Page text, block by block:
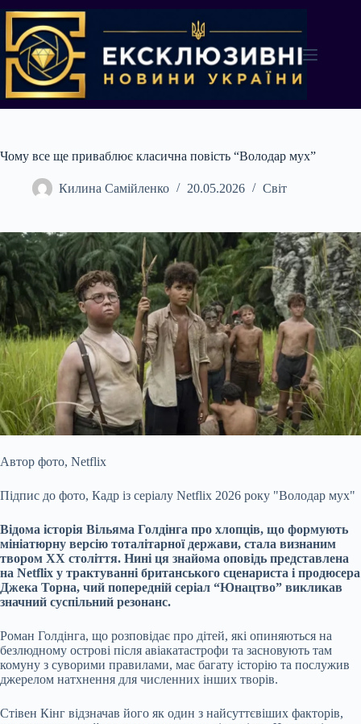
до
вмісту
Чому все ще приваблює класична повість “Володар мух”
Килина Самійленко 20.05.2026 Світ
Автор фото, Netflix
Підпис до фото, Кадр із серіалу Netflix 2026 року "Володар мух"
Відома історія Вільяма Голдінга про хлопців, що формують
мініатюрну версію тоталітарної держави, стала визнаним
твором XX століття. Нині ця знайома оповідь представлена
на Netflix у трактуванні британського сценариста і продюсера
Джека Торна, чий попередній серіал “Юнацтво” викликав
значний суспільний резонанс.
Роман Голдінга, що розповідає про дітей, які опиняються на
безлюдному острові після авіакатастрофи та засновують там
комуну з суворими правилами, має багату історію та послужив
джерелом натхнення для численних інших творів.
Стівен Кінг відзначав його як один з найсуттєвіших факторів,